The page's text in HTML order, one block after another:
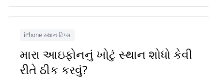
iPhone સ્થાન ટિપ્સ
મારા આઇફોનનું ખોટું સ્થાન શોધો કેવી
રીતે ઠીક કરવું?